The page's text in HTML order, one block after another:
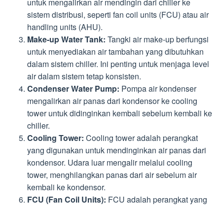
untuk mengalirkan air mendingin dari chiller ke
sistem distribusi, seperti fan coil units (FCU) atau air
handling units (AHU).
Make-up Water Tank: Tangki air make-up berfungsi
untuk menyediakan air tambahan yang dibutuhkan
dalam sistem chiller. Ini penting untuk menjaga level
air dalam sistem tetap konsisten.
Condenser Water Pump: Pompa air kondenser
mengalirkan air panas dari kondensor ke cooling
tower untuk didinginkan kembali sebelum kembali ke
chiller.
Cooling Tower: Cooling tower adalah perangkat
yang digunakan untuk mendinginkan air panas dari
kondensor. Udara luar mengalir melalui cooling
tower, menghilangkan panas dari air sebelum air
kembali ke kondensor.
FCU (Fan Coil Units): FCU adalah perangkat yang